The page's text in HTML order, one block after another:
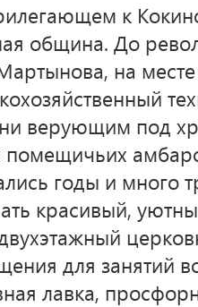
к
община. До
на
верующим под
годы и много
красивый,
для занятий
лавка,